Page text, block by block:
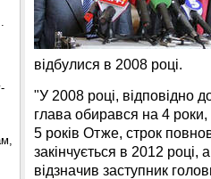
відбулися в 2008 році.
"У 2008 році, відповідно
глава обирався на 4
5 років Отже, строк
закінчується в 2012 році,
відзначив заступник